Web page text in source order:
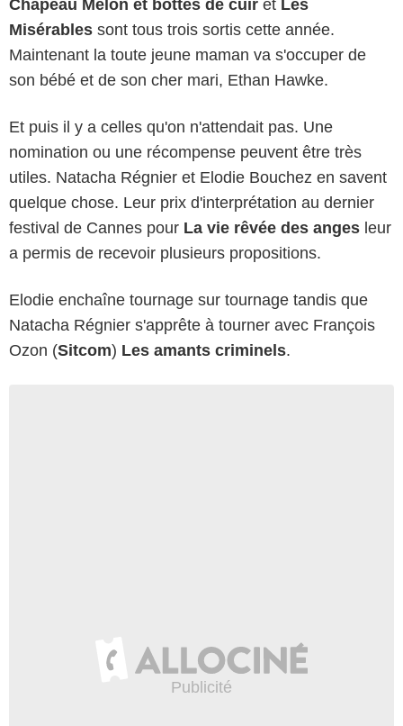
Chapeau Melon et bottes de cuir et Les
Misérables sont tous trois sortis cette année.
Maintenant la toute jeune maman va s'occuper de
son bébé et de son cher mari, Ethan Hawke.
Et puis il y a celles qu'on n'attendait pas. Une
nomination ou une récompense peuvent être très
utiles. Natacha Régnier et Elodie Bouchez en savent
quelque chose. Leur prix d'interprétation au dernier
festival de Cannes pour La vie rêvée des anges leur
a permis de recevoir plusieurs propositions.
Elodie enchaîne tournage sur tournage tandis que
Natacha Régnier s'apprête à tourner avec François
Ozon (Sitcom) Les amants criminels.